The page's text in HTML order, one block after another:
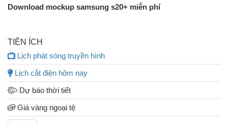
Download mockup samsung s20+ miễn phí
TIỆN ÍCH
Lịch phát sóng truyền hình
Lịch cắt điện hôm nay
Dự báo thời tiết
Giá vàng ngoại tệ